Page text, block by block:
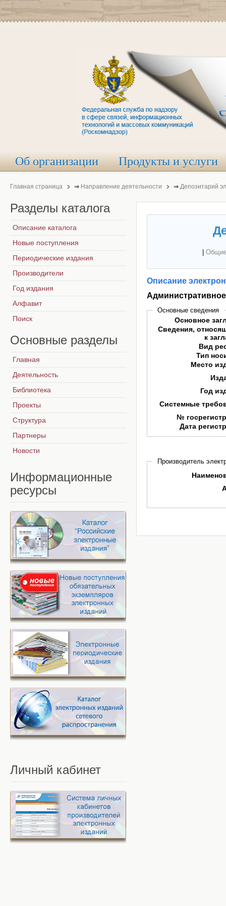
Об организации Продукты и услуги
Главная страница ⇒ Направление деятельности ⇒ Депозитарий
Описание
Основные сведения
Основное
Сведения,
к
Вид
Тип
Место
Год
Системные
№
Дата
Производитель
Разделы каталога
Описание каталога
Новые поступления
Периодические издания
Производители
Год издания
Алфавит
Поиск
Основные разделы
Главная
Деятельность
Библиотека
Проекты
Структура
Партнеры
Новости
Информационные
ресурсы
Личный кабинет